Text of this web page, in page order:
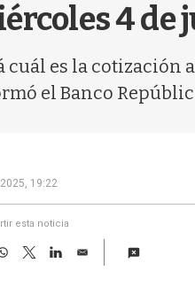
4 de
cuál es la cotización
el Banco
19:22
esta noticia
W
T
w
L
E